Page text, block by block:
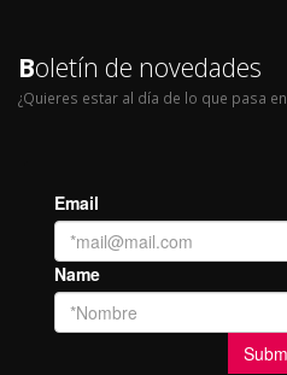
Boletín de novedades
¿Quieres estar al día de lo que pasa en